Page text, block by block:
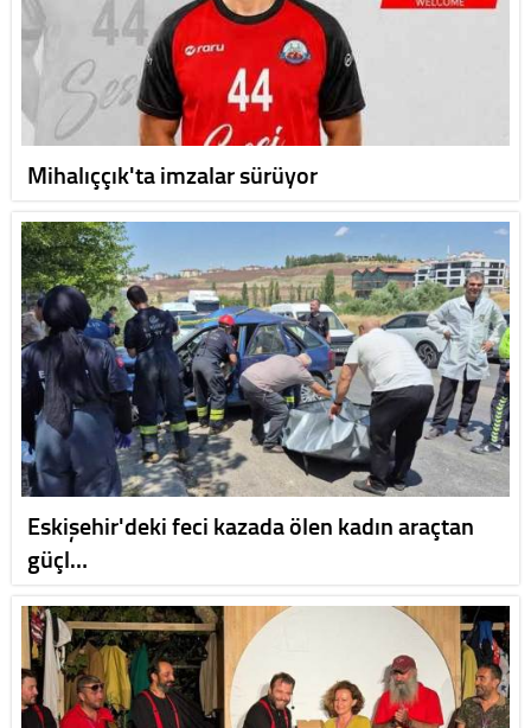
Mihalıççık'ta imzalar sürüyor
Eskişehir'deki feci kazada ölen kadın araçtan
güçl…